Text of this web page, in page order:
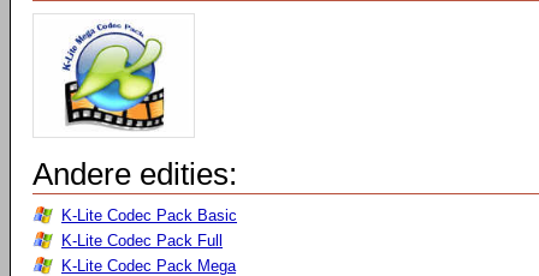
Andere edities:
K-Lite Codec Pack Basic
K-Lite Codec Pack Full
K-Lite Codec Pack Mega